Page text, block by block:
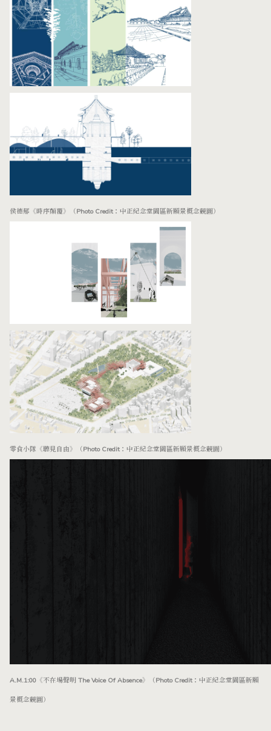
侯德郁《時序顛覆》（Photo Credit：中正紀念堂園區新願景概念競圖）
零食小隊《聽見自由》（Photo Credit：中正紀念堂園區新願景概念競圖）
A.M.1:00《不在場聲明 The Voice Of Absence》（Photo Credit：中正紀念堂園區新願
景概念競圖）